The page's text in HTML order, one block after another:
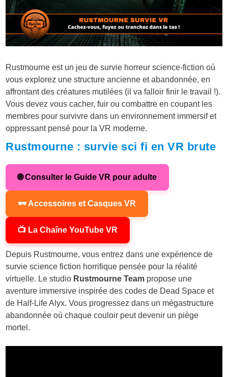
Rustmourne est un jeu de survie horreur science-fiction où
vous explorez une structure ancienne et abandonnée, en
affrontant des créatures mutilées (il va falloir finir le travail !).
Vous devez vous cacher, fuir ou combattre en coupant les
membres pour survivre dans un environnement immersif et
oppressant pensé pour la VR moderne.
Rustmourne : survie sci fi en VR brute
🌐 Consulter le Guide VR pour adulte
🕶️ Accessoires et Casques VR
📺 La Chaîne YouTube VR
Depuis Rustmourne, vous entrez dans une expérience de
survie science fiction horrifique pensée pour la réalité
virtuelle. Le studio Rustmourne Team propose une
aventure immersive inspirée des codes de Dead Space et
de Half-Life Alyx. Vous progressez dans un mégastructure
abandonnée où chaque couloir peut devenir un piège
mortel.